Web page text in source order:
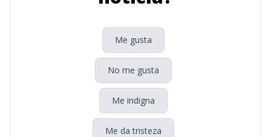
Me gusta
No me gusta
Me indigna
Me da tristeza